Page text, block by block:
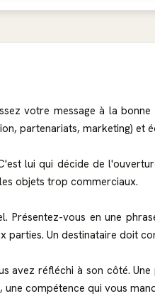
votre message à la
partenariats, marketing) et
lui qui décide de
objets trop commerciaux.
Présentez-vous en une
parties. Un destinataire doit
avez réfléchi à son côté.
une compétence qui vous